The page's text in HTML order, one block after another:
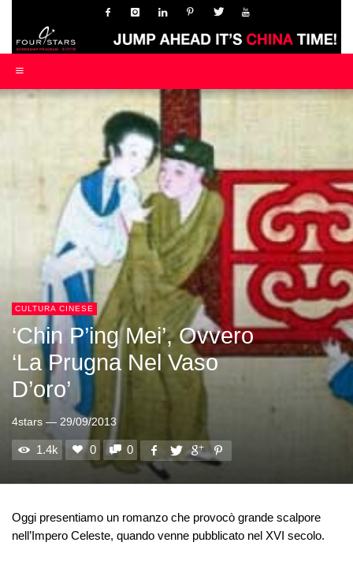
CULTURA CINESE
‘Chin P’ing Mei’, Ovvero
‘La Prugna Nel Vaso
D’oro’
4stars — 29/09/2013
1.4k 0 0
Oggi presentiamo un romanzo che provocò grande scalpore
nell’Impero Celeste, quando venne pubblicato nel XVI secolo.